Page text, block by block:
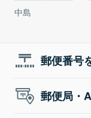
中島
郵便番号
郵便局・